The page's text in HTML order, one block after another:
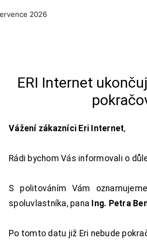
2026
ERI Internet
Vážení zákazníci Eri Internet,
Rádi bychom Vás informovali o
S politováním Vám
spoluvlastníka, pana Ing. Petra
Po tomto datu již Eri nebude